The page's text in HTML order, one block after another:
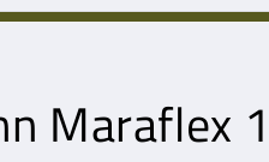
Maraflex